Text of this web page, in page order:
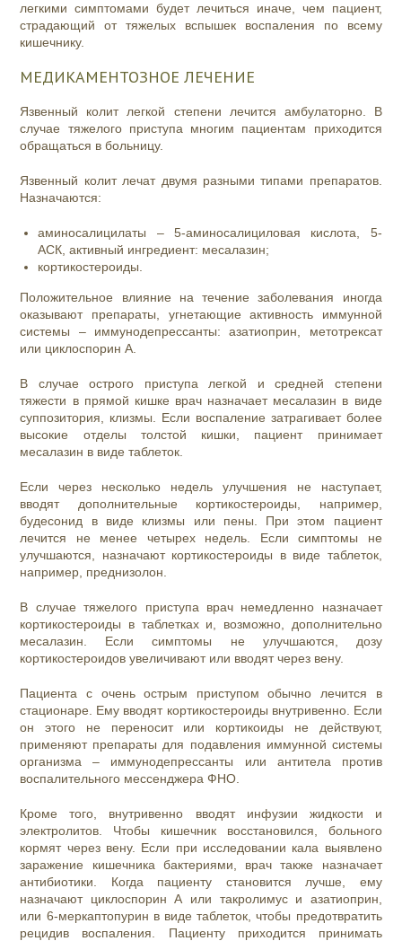
легкими симптомами будет лечиться иначе, чем пациент,
страдающий от тяжелых вспышек воспаления по всему
кишечнику.
МЕДИКАМЕНТОЗНОЕ ЛЕЧЕНИЕ
Язвенный колит легкой степени лечится амбулаторно. В
случае тяжелого приступа многим пациентам приходится
обращаться в больницу.
Язвенный колит лечат двумя разными типами препаратов.
Назначаются:
аминосалицилаты – 5-аминосалициловая кислота, 5-
АСК, активный ингредиент: месалазин;
кортикостероиды.
Положительное влияние на течение заболевания иногда
оказывают препараты, угнетающие активность иммунной
системы – иммунодепрессанты: азатиоприн, метотрексат
или циклоспорин A.
В случае острого приступа легкой и средней степени
тяжести в прямой кишке врач назначает месалазин в виде
суппозитория, клизмы. Если воспаление затрагивает более
высокие отделы толстой кишки, пациент принимает
месалазин в виде таблеток.
Если через несколько недель улучшения не наступает,
вводят дополнительные кортикостероиды, например,
будесонид в виде клизмы или пены. При этом пациент
лечится не менее четырех недель. Если симптомы не
улучшаются, назначают кортикостероиды в виде таблеток,
например, преднизолон.
В случае тяжелого приступа врач немедленно назначает
кортикостероиды в таблетках и, возможно, дополнительно
месалазин. Если симптомы не улучшаются, дозу
кортикостероидов увеличивают или вводят через вену.
Пациента с очень острым приступом обычно лечится в
стационаре. Ему вводят кортикостероиды внутривенно. Если
он этого не переносит или кортикоиды не действуют,
применяют препараты для подавления иммунной системы
организма – иммунодепрессанты или антитела против
воспалительного мессенджера ФНО.
Кроме того, внутривенно вводят инфузии жидкости и
электролитов. Чтобы кишечник восстановился, больного
кормят через вену. Если при исследовании кала выявлено
заражение кишечника бактериями, врач также назначает
антибиотики. Когда пациенту становится лучше, ему
назначают циклоспорин А или такролимус и азатиоприн,
или 6-меркаптопурин в виде таблеток, чтобы предотвратить
рецидив воспаления. Пациенту приходится принимать